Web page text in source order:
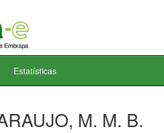
Estatísticas
M. M. B.